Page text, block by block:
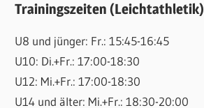
Trainingszeiten (Leichtathletik)
U8 und jünger: Fr.: 15:45-16:45
U10: Di.+Fr.: 17:00-18:30
U12: Mi.+Fr.: 17:00-18:30
U14 und älter: Mi.+Fr.: 18:30-20:00